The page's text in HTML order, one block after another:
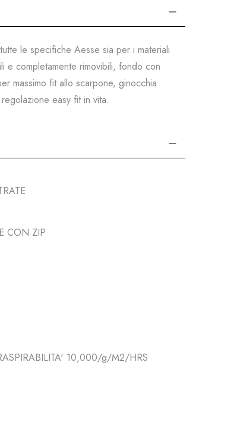
le specifiche Aesse sia per i materiali
completamente rimovibili, fondo con
massimo fit allo scarpone, ginocchia
easy fit in vita.
CON ZIP
10,000/g/M2/HRS